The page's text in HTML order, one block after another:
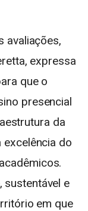
avaliações,
expressa
que o
presencial
da
excelência do
sustentável e
em que